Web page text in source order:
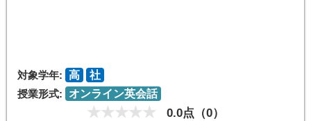
対象学年: 高
社
授業形式:
オンライン英会話
0.0点（0）